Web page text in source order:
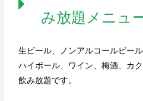
み放題メニュ
生ビール、ノンアルコールビー
ハイボール、ワイン、梅酒、カ
飲み放題です。